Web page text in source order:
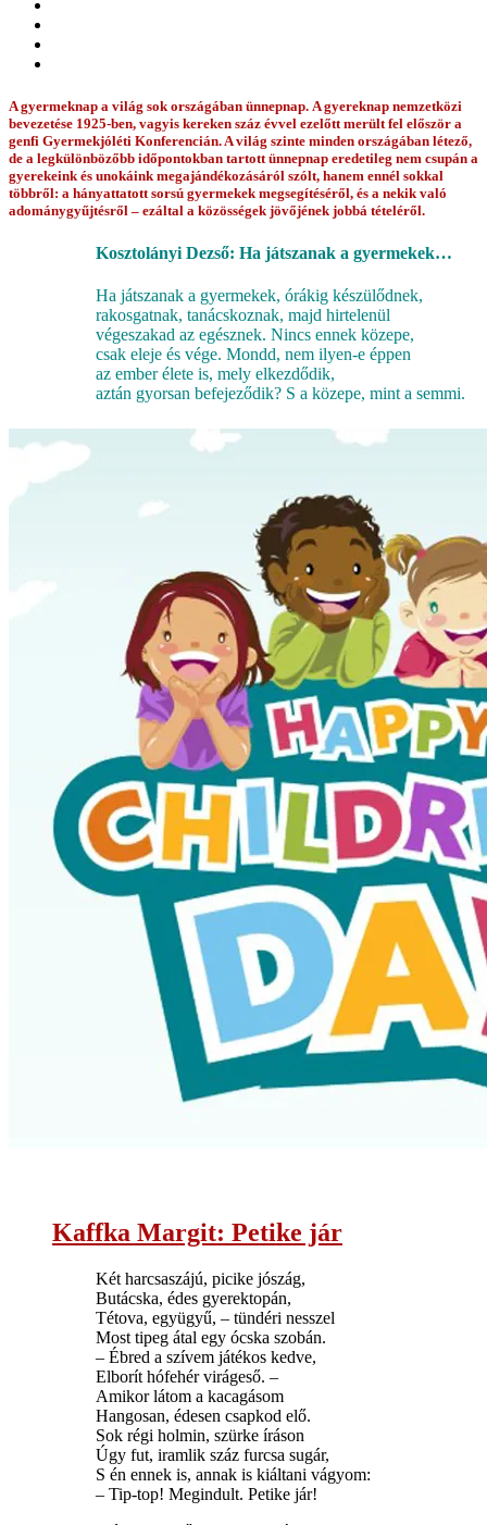
A gyermeknap a világ sok országában ünnepnap. A gyereknap nemzetközi
bevezetése 1925-ben, vagyis kereken száz évvel ezelőtt merült fel először a
genfi Gyermekjóléti Konferencián. A világ szinte minden országában létező,
de a legkülönbözőbb időpontokban tartott ünnepnap eredetileg nem csupán a
gyerekeink és unokáink megajándékozásáról szólt, hanem ennél sokkal
többről: a hányattatott sorsú gyermekek megsegítéséről, és a nekik való
adománygyűjtésről – ezáltal a közösségek jövőjének jobbá tételéről.
Kosztolányi Dezső: Ha játszanak a gyermekek…
Ha játszanak a gyermekek, órákig készülődnek,
rakosgatnak, tanácskoznak, majd hirtelenül
végeszakad az egésznek. Nincs ennek közepe,
csak eleje és vége. Mondd, nem ilyen-e éppen
az ember élete is, mely elkezdődik,
aztán gyorsan befejeződik? S a közepe, mint a semmi.
Kaffka Margit: Petike jár
Két harcsaszájú, picike jószág,
Butácska, édes gyerektopán,
Tétova, együgyű, – tündéri nesszel
Most tipeg átal egy ócska szobán.
– Ébred a szívem játékos kedve,
Elborít hófehér virágeső. –
Amikor látom a kacagásom
Hangosan, édesen csapkod elő.
Sok régi holmin, szürke íráson
Úgy fut, iramlik száz furcsa sugár,
S én ennek is, annak is kiáltani vágyom:
– Tip-top! Megindult. Petike jár!